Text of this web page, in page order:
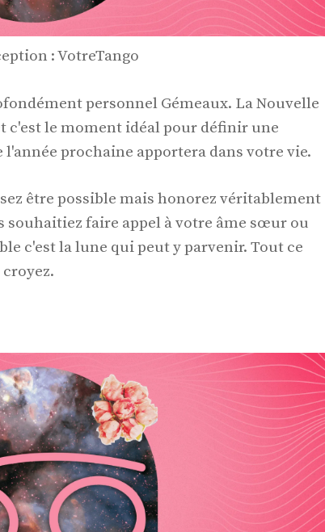
: VotreTango
personnel Gémeaux. La Nouvelle
c'est le moment idéal pour définir une
prochaine apportera dans votre vie.
être possible mais honorez véritablement
souhaitiez faire appel à votre âme sœur ou
c'est la lune qui peut y parvenir. Tout ce